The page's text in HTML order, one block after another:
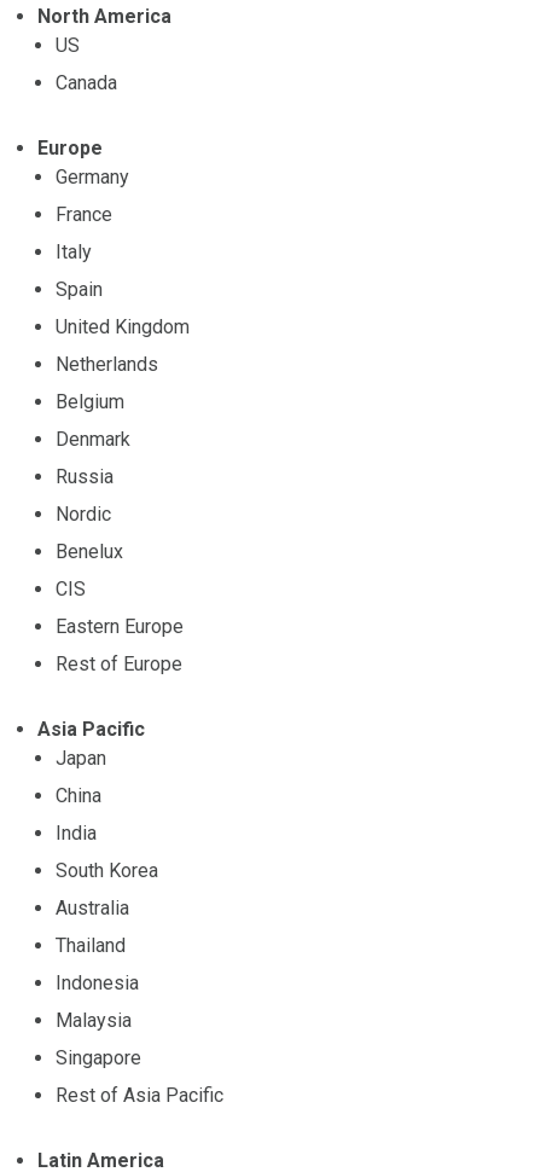
North America
US
Canada
Europe
Germany
France
Italy
Spain
United Kingdom
Netherlands
Belgium
Denmark
Russia
Nordic
Benelux
CIS
Eastern Europe
Rest of Europe
Asia Pacific
Japan
China
India
South Korea
Australia
Thailand
Indonesia
Malaysia
Singapore
Rest of Asia Pacific
Latin America